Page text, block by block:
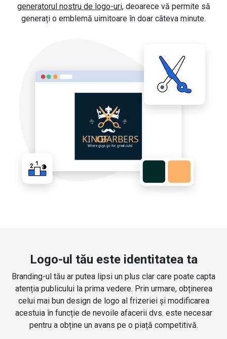
generatorul nostru de logo-uri, deoarece vă permite să
generați o emblemă uimitoare în doar câteva minute.
Logo-ul tău este identitatea ta
Branding-ul tău ar putea lipsi un plus clar care poate capta
atenția publicului la prima vedere. Prin urmare, obținerea
celui mai bun design de logo al frizeriei și modificarea
acestuia în funcție de nevoile afacerii dvs. este necesar
pentru a obține un avans pe o piață competitivă.